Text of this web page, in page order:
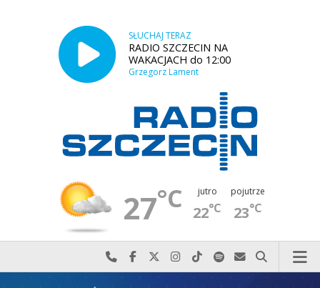
SŁUCHAJ TERAZ
RADIO SZCZECIN NA
WAKACJACH do 12:00
Grzegorz Lament
27°C jutro
22°C
pojutrze
23°C
Najlepiej po prostu do nas zadzwoń
Odwiedź nas na Facebook-u
Odwiedź nas na X
Odwiedź nas na Instagram-ie
Odwiedź nas na TikTok-u
Szukaj nas na Spotify
Wyślij do nas
Szukaj